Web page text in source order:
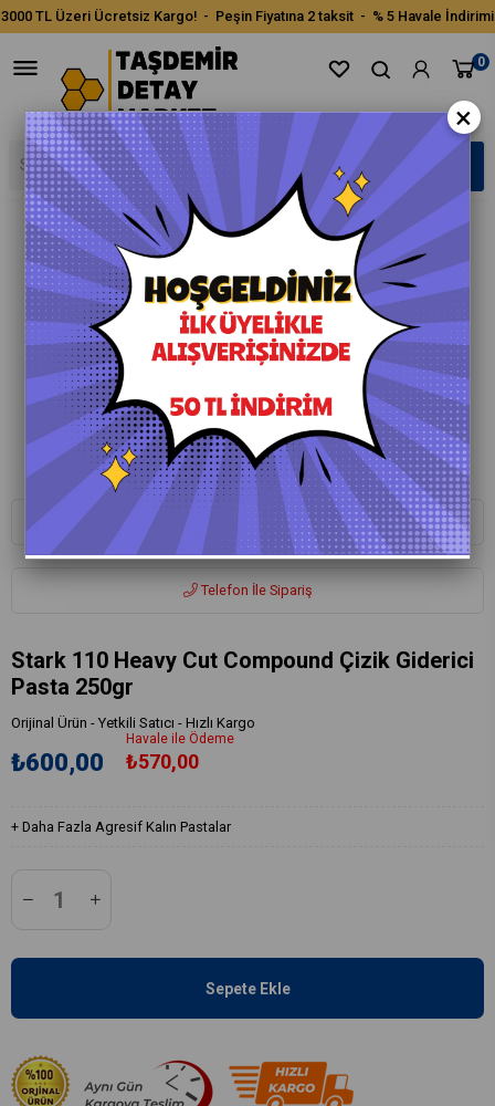
3000 TL Üzeri Ücretsiz Kargo! - Peşin Fiyatına 2 taksit - % 5 Havale İndirimi
0
›
Whatsapp ile Sipariş
Telefon İle Sipariş
Stark 110 Heavy Cut Compound Çizik Giderici
Pasta 250gr
Orijinal Ürün - Yetkili Satıcı - Hızlı Kargo
₺600,00
Havale ile Ödeme
₺570,00
+ Daha Fazla Agresif Kalın Pastalar
×